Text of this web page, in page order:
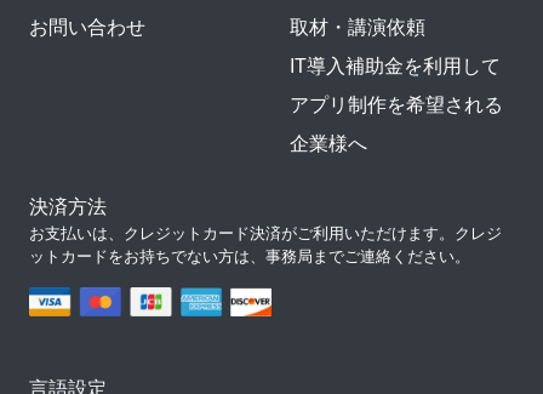
お問い合わせ
取材・講演依頼
IT導入補助金を利用して
アプリ制作を希望される
企業様へ
決済方法
お支払いは、クレジットカード決済がご利用いただけます。クレジ
ットカードをお持ちでない方は、事務局までご連絡ください。
言語設定